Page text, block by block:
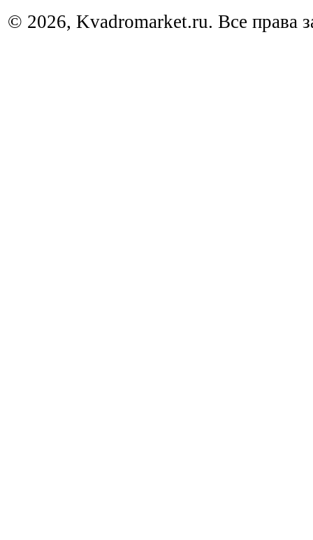
© 2026, Kvadromarket.ru. Все права